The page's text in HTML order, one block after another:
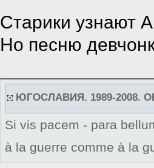
Старики узнают
Но песню
ЮГОСЛАВИЯ. 1989-2008.
Si vis pacem - para
à la guerre comme à la